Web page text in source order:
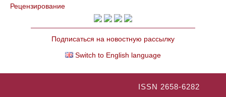
Рецензирование
Подписаться на новостную рассылку
Switch to English language
ISSN 2658-6282